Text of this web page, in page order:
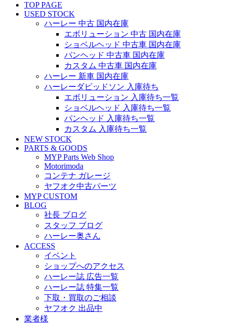
TOP PAGE
USED STOCK
ハーレー 中古 国内在庫
エボリューション 中古 国内在庫
ショベルヘッド 中古車 国内在庫
パンヘッド 中古車 国内在庫
カスタム 中古車 国内在庫
ハーレー 新車 国内在庫
ハーレーダビッドソン 入庫待ち
エボリューション 入庫待ち一覧
ショベルヘッド 入庫待ち一覧
パンヘッド 入庫待ち一覧
カスタム 入庫待ち一覧
NEW STOCK
PARTS & GOODS
MYP Parts Web Shop
Motorimoda
コンテナ ガレージ
ヤフオク中古パーツ
MYP CUSTOM
BLOG
社長 ブログ
スタッフ ブログ
ハーレー奥さん
ACCESS
イベント
ショップへのアクセス
ハーレー誌 広告一覧
ハーレー誌 特集一覧
下取・買取のご相談
ヤフオク 出品中
業者様